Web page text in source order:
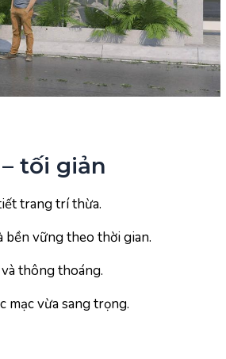
tối giản
trang trí thừa.
bền vững theo thời gian.
thông thoáng.
mạc vừa sang trọng.